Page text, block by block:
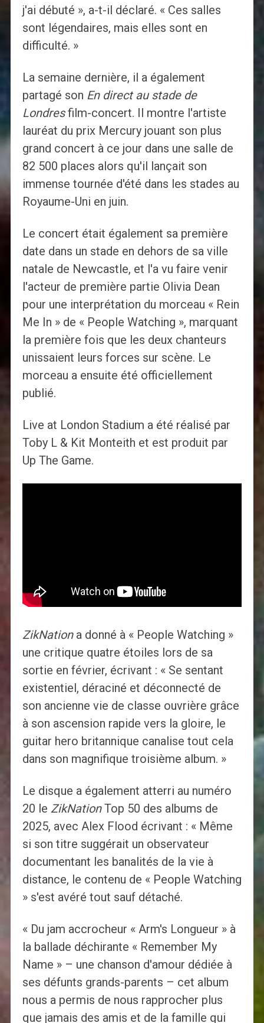
j'ai débuté », a-t-il déclaré. « Ces salles
sont légendaires, mais elles sont en
difficulté. »
La semaine dernière, il a également
partagé son En direct au stade de
Londresfilm-concert. Il montre l'artiste
lauréat du prix Mercury jouant son plus
grand concert à ce jour dans une salle de
82 500 places alors qu'il lançait son
immense tournée d'été dans les stades au
Royaume-Uni en juin.
Le concert était également sa première
date dans un stade en dehors de sa ville
natale de Newcastle, et l'a vu faire venir
l'acteur de première partie Olivia Dean
pour une interprétation du morceau « Rein
Me In » de « People Watching », marquant
la première fois que les deux chanteurs
unissaient leurs forces sur scène. Le
morceau a ensuite été officiellement
publié.
Live at London Stadium a été réalisé par
Toby L & Kit Monteith et est produit par
Up The Game.
ZikNationa donné à « People Watching »
une critique quatre étoiles lors de sa
sortie en février, écrivant : « Se sentant
existentiel, déraciné et déconnecté de
son ancienne vie de classe ouvrière grâce
à son ascension rapide vers la gloire, le
guitar hero britannique canalise tout cela
dans son magnifique troisième album. »
Le disque a également atterri au numéro
20 le ZikNationTop 50 des albums de
2025, avec Alex Flood écrivant : « Même
si son titre suggérait un observateur
documentant les banalités de la vie à
distance, le contenu de « People Watching
» s'est avéré tout sauf détaché.
« Du jam accrocheur « Arm's Longueur » à
la ballade déchirante « Remember My
Name » – une chanson d'amour dédiée à
ses défunts grands-parents – cet album
nous a permis de nous rapprocher plus
que jamais des amis et de la famille qui